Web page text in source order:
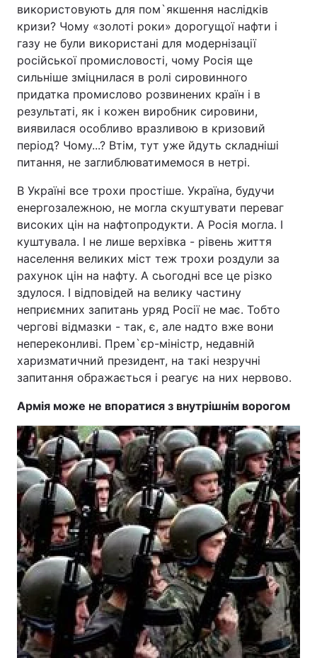
використовують для пом`якшення наслідків
кризи? Чому «золоті роки» дорогущої нафти і
газу не були використані для модернізації
російської промисловості, чому Росія ще
сильніше зміцнилася в ролі сировинного
придатка промислово розвинених країн і в
результаті, як і кожен виробник сировини,
виявилася особливо вразливою в кризовий
період? Чому...? Втім, тут уже йдуть складніші
питання, не заглиблюватимемося в нетрі.
В Україні все трохи простіше. Україна, будучи
енергозалежною, не могла скуштувати переваг
високих цін на нафтопродукти. А Росія могла. І
куштувала. І не лише верхівка - рівень життя
населення великих міст теж трохи роздули за
рахунок цін на нафту. А сьогодні все це різко
здулося. І відповідей на велику частину
неприємних запитань уряд Росії не має. Тобто
чергові відмазки - так, є, але надто вже вони
непереконливі. Прем`єр-міністр, недавній
харизматичний президент, на такі незручні
запитання ображається і реагує на них нервово.
Армія може не впоратися з внутрішнім ворогом